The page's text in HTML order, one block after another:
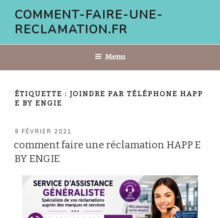
contenu
COMMENT-FAIRE-UNE-
RECLAMATION.FR
Menu
ÉTIQUETTE : JOINDRE PAR TÉLÉPHONE HAPP
E BY ENGIE
PUBLIÉ
9 FÉVRIER 2021
comment faire une réclamation HAPP E
BY ENGIE